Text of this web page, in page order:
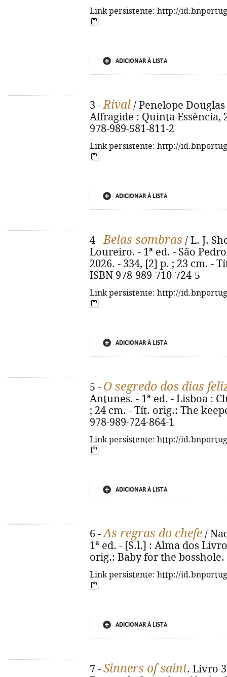
Link persistente: http://
ADICIONAR À LISTA
3 -Rival / Penelope
Alfragide : Quinta Essência,
978-989-581-811-2
Link persistente: http://
ADICIONAR À LISTA
4 -Belas sombras / L. J.
Loureiro. - 1ª ed. - São
2026. - 334, [2] p. ; 23 cm. -
ISBN 978-989-710-724-5
Link persistente: http://
ADICIONAR À LISTA
5 - O segredo dos dias
Antunes. - 1ª ed. - Lisboa :
; 24 cm. - Tít. orig.: The
978-989-724-864-1
Link persistente: http://
ADICIONAR À LISTA
6 -As regras do chefe /
1ª ed. - [S.l.] : Alma dos
orig.: Baby for the bosshole.
Link persistente: http://
ADICIONAR À LISTA
7 - Sinners of saint. Livro